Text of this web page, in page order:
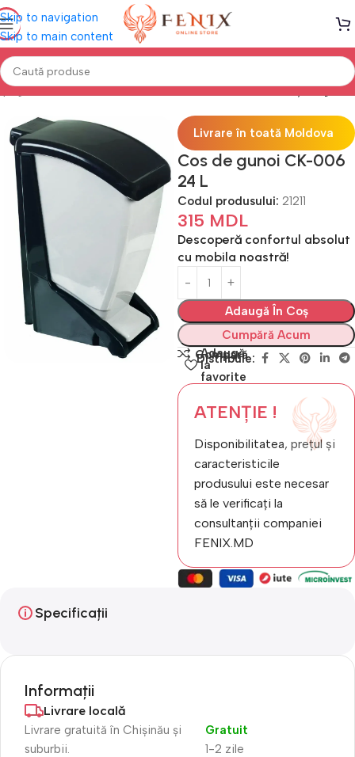
Skip to navigation
Skip to main content
pagină Mobilă BUCĂTĂRIE Alte acesorii bucătărie Coș de gunoi
Livrare în toată Moldova
Cos de gunoi CK-006
24 L
Codul produsului: 21211
315 MDL
Descoperă confortul absolut
cu mobila noastră!
Adaugă În Coș
Cumpără Acum
Compară
Adaugă
la
favorite
Distribuie:
ATENȚIE !
Disponibilitatea, prețul și
caracteristicile
produsului este necesar
să le verificați la
consultanții companiei
FENIX.MD
Specificații
Informații
Livrare locală
Livrare gratuită în Chișinău și
suburbii.
1-2 zile
Gratuit